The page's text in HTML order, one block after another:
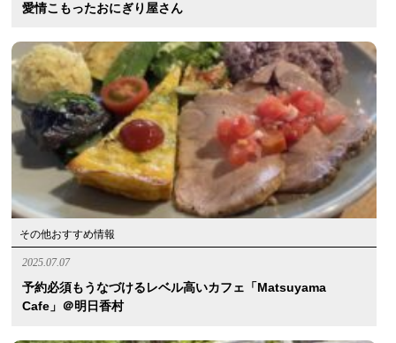
愛情こもったおにぎり屋さん
その他おすすめ情報
2025.07.07
予約必須もうなづけるレベル高いカフェ「Matsuyama
Cafe」＠明日香村